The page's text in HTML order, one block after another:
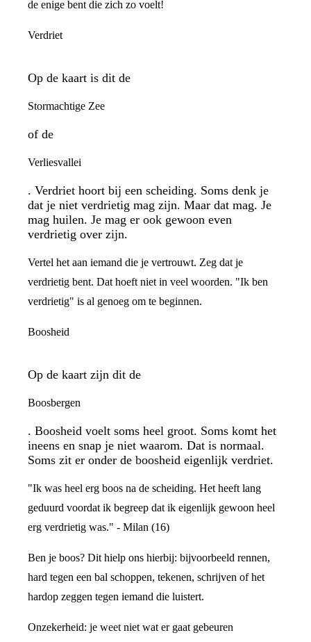
de enige bent die zich zo voelt!
Verdriet
Op de kaart is dit de
Stormachtige Zee
of de
Verliesvallei
. Verdriet hoort bij een scheiding. Soms denk je
dat je niet verdrietig mag zijn. Maar dat mag. Je
mag huilen. Je mag er ook gewoon even
verdrietig over zijn.
Vertel het aan iemand die je vertrouwt. Zeg dat je
verdrietig bent. Dat hoeft niet in veel woorden. "Ik ben
verdrietig" is al genoeg om te beginnen.
Boosheid
Op de kaart zijn dit de
Boosbergen
. Boosheid voelt soms heel groot. Soms komt het
ineens en snap je niet waarom. Dat is normaal.
Soms zit er onder de boosheid eigenlijk verdriet.
"Ik was heel erg boos na de scheiding. Het heeft lang
geduurd voordat ik begreep dat ik eigenlijk gewoon heel
erg verdrietig was." - Milan (16)
Ben je boos? Dit hielp ons hierbij: bijvoorbeeld rennen,
hard tegen een bal schoppen, tekenen, schrijven of het
hardop zeggen tegen iemand die luistert.
Onzekerheid: je weet niet wat er gaat gebeuren